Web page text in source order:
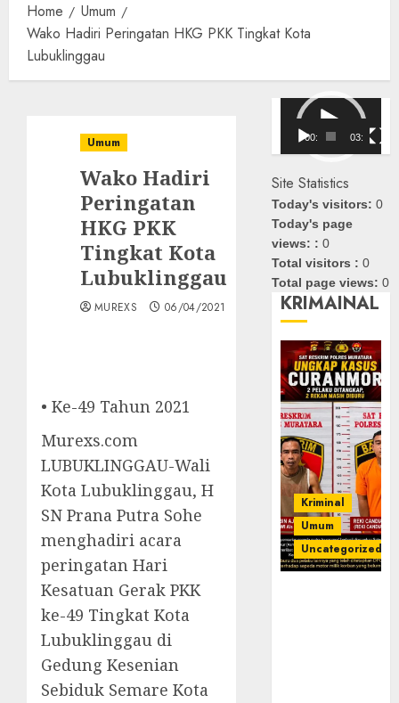
Home
Umum
Wako Hadiri Peringatan HKG PKK Tingkat Kota
Lubuklinggau
Umum
Wako Hadiri
Peringatan
HKG PKK
Tingkat Kota
Lubuklinggau
MUREXS 06/04/2021
• Ke-49 Tahun 2021
Murexs.com
LUBUKLINGGAU-Wali
Kota Lubuklinggau, H
SN Prana Putra Sohe
menghadiri acara
peringatan Hari
Kesatuan Gerak PKK
ke-49 Tingkat Kota
Lubuklinggau di
Gedung Kesenian
Sebiduk Semare Kota
Pemutar
Video
00:00 03:08
Site Statistics
Today's visitors:0
Today's page
views: :0
Total visitors :0
Total page views:0
KRIMAINAL
Kriminal
Umum
Uncategorized